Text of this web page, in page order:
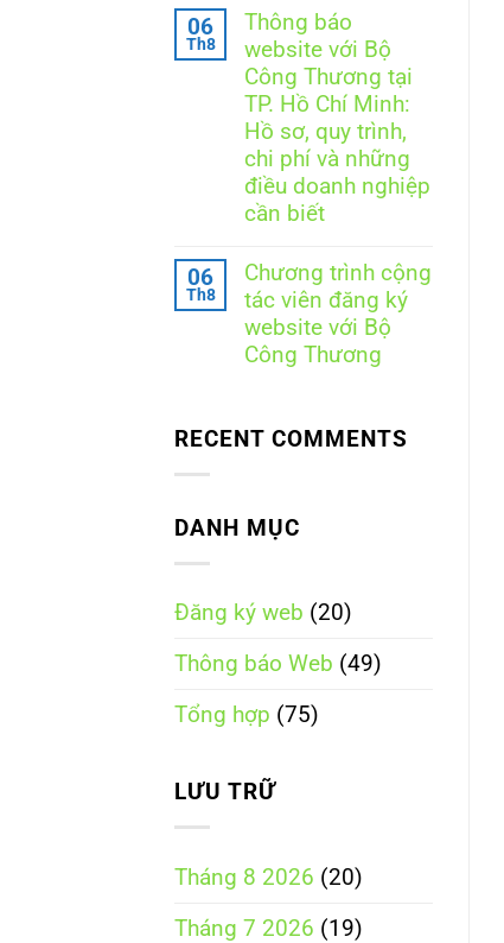
248/2026/NĐ-
CP
gì?
8
tài
liệu
doanh
nghiệp
nên
chuẩn
bị
có
bình
luận
ở
Thông
báo
website
với
Bộ
Công
Thương
tại
Doanh
nghiệp
cần
làm
gì
định?
06
Th8
Thông báo
website với Bộ
Công Thương tại
TP. Hồ Chí Minh:
Hồ sơ, quy trình,
chi phí và những
điều doanh nghiệp
cần biết
có
bình
luận
Thông
báo
Công
Thương
Chí
Minh:
quy
trình,
phí
điều
cần
biết
06
Th8
Chương trình cộng
tác viên đăng ký
website với Bộ
Công Thương
luận
cộng
tác
website
với
Công
RECENT COMMENTS
DANH MỤC
Đăng ký web (20)
Thông báo Web (49)
Tổng hợp (75)
LƯU TRỮ
Tháng 8 2026 (20)
Tháng 7 2026 (19)